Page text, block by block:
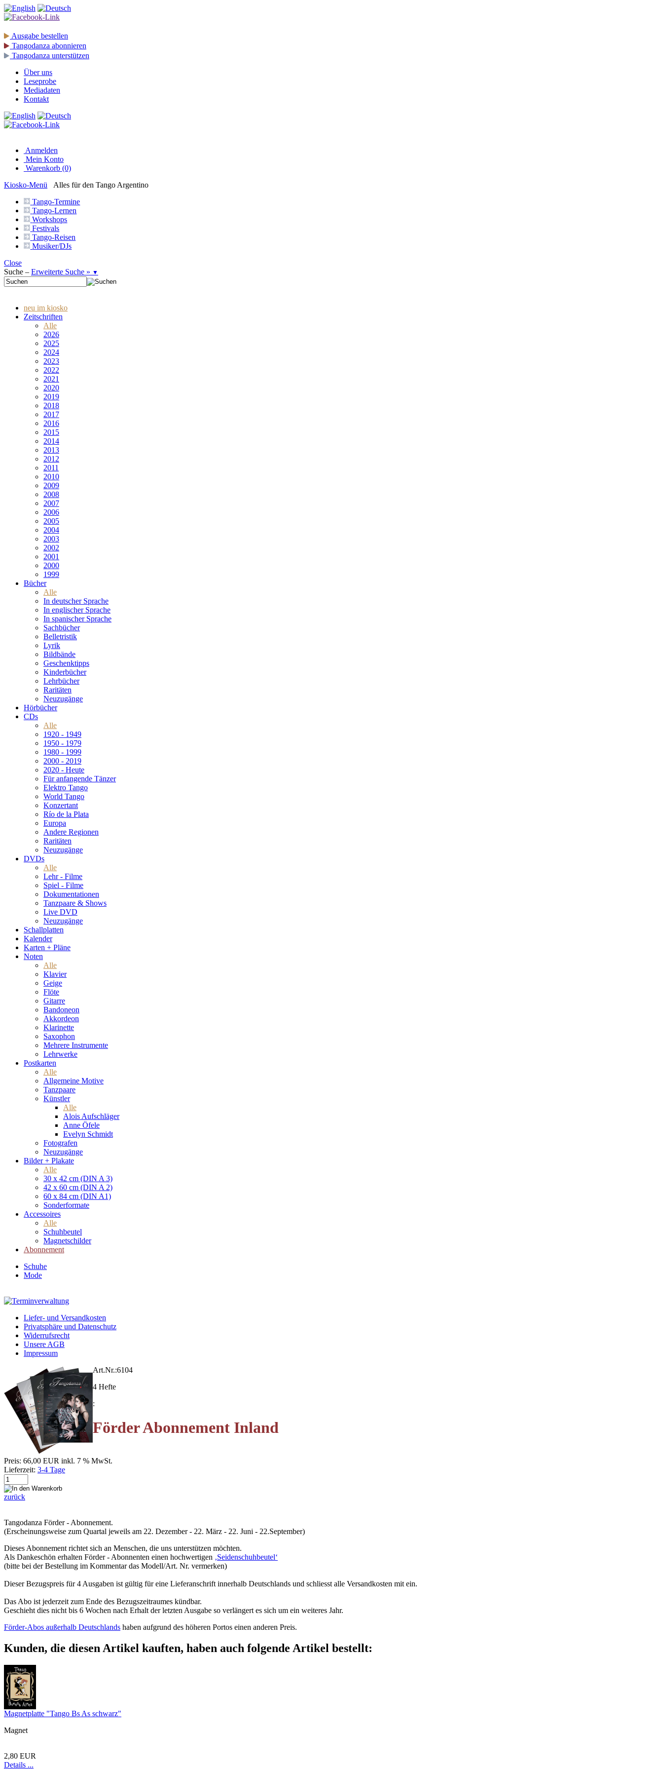
Ausgabe bestellen
Tangodanza abonnieren
Tangodanza unterstützen
Über uns
Leseprobe
Mediadaten
Kontakt
Anmelden
Mein Konto
Warenkorb (0)
Kiosko-Menü
Alles für den Tango Argentino
Tango-Termine
Tango-Lernen
Workshops
Festivals
Tango-Reisen
Musiker/DJs
Close
Suche – Erweiterte Suche » ▼
neu im kiosko
Zeitschriften
Alle
2026
2025
2024
2023
2022
2021
2020
2019
2018
2017
2016
2015
2014
2013
2012
2011
2010
2009
2008
2007
2006
2005
2004
2003
2002
2001
2000
1999
Bücher
Alle
In deutscher Sprache
In englischer Sprache
In spanischer Sprache
Sachbücher
Belletristik
Lyrik
Bildbände
Geschenktipps
Kinderbücher
Lehrbücher
Raritäten
Neuzugänge
Hörbücher
CDs
Alle
1920 - 1949
1950 - 1979
1980 - 1999
2000 - 2019
2020 - Heute
Für anfangende Tänzer
Elektro Tango
World Tango
Konzertant
Río de la Plata
Europa
Andere Regionen
Raritäten
Neuzugänge
DVDs
Alle
Lehr - Filme
Spiel - Filme
Dokumentationen
Tanzpaare & Shows
Live DVD
Neuzugänge
Schallplatten
Kalender
Karten + Pläne
Noten
Alle
Klavier
Geige
Flöte
Gitarre
Bandoneon
Akkordeon
Klarinette
Saxophon
Mehrere Instrumente
Lehrwerke
Postkarten
Alle
Allgemeine Motive
Tanzpaare
Künstler
Alle
Alois Aufschläger
Anne Öfele
Evelyn Schmidt
Fotografen
Neuzugänge
Bilder + Plakate
Alle
30 x 42 cm (DIN A 3)
42 x 60 cm (DIN A 2)
60 x 84 cm (DIN A1)
Sonderformate
Accessoires
Alle
Schuhbeutel
Magnetschilder
Abonnement
Schuhe
Mode
Liefer- und Versandkosten
Privatsphäre und Datenschutz
Widerrufsrecht
Unsere AGB
Impressum
Art.Nr.:6104
4 Hefte
:
Förder Abonnement Inland
Preis: 66,00 EUR inkl. 7 % MwSt.
Lieferzeit: 3-4 Tage
zurück
Tangodanza Förder - Abonnement.
(Erscheinungsweise zum Quartal jeweils am 22. Dezember - 22. März - 22. Juni - 22.September)
Dieses Abonnement richtet sich an Menschen, die uns unterstützen möchten.
Als Dankeschön erhalten Förder - Abonnenten einen hochwertigen ‚Seidenschuhbeutel‘
(bitte bei der Bestellung im Kommentar das Modell/Art. Nr. vermerken)
Dieser Bezugspreis für 4 Ausgaben ist gültig für eine Lieferanschrift innerhalb Deutschlands und schliesst alle Versandkosten mit ein.
Das Abo ist jederzeit zum Ende des Bezugszeitraumes kündbar.
Geschieht dies nicht bis 6 Wochen nach Erhalt der letzten Ausgabe so verlängert es sich um ein weiteres Jahr.
Förder-Abos außerhalb Deutschlands haben aufgrund des höheren Portos einen anderen Preis.
Kunden, die diesen Artikel kauften, haben auch folgende Artikel bestellt:
Magnetplatte "Tango Bs As schwarz"
Magnet
2,80 EUR
Details ...